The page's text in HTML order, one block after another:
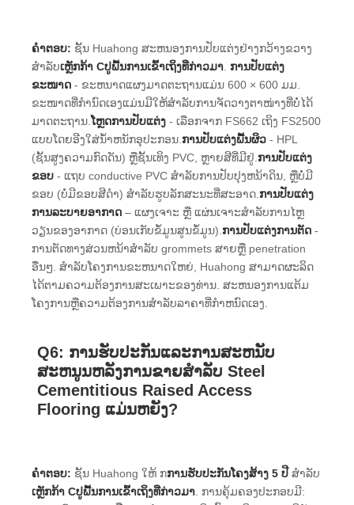
ຄໍາຕອບ: ຊັ້ນ Huahong ສະຫນອງການປັບແຕ່ງຢ່າງກວ້າງຂວາງ
ສໍາລັບເຫຼັກກ້າ Cປູພື້ນການເຂົ້າເຖິງທີ່ກ່າວມາ. ການປັບແຕ່ງ
ຂະໜາດ - ຂະຫນາດແຜງມາດຕະຖານແມ່ນ 600 × 600 ມມ.
ຂະໜາດທີ່ກຳນົດເອງແມ່ນມີໃຫ້ສຳລັບການຈັດວາງຕາໜ່າງທີ່ບໍ່ໄດ້
ມາດຕະຖານ.ໂຫຼດການປັບແຕ່ງ - ເລືອກຈາກ FS662 ເຖິງ FS2500
ແບບໂດຍອີງໃສ່ນ້ໍາຫນັກອຸປະກອນ.ການປັບແຕ່ງພື້ນຜິວ - HPL
(ຊັ້ນສູງຄວາມກົດດັນ) ຫຼືຊັ້ນເທິງ PVC, ຫຼາຍສີທີ່ມີຢູ່.ການປັບແຕ່ງ
ຂອບ - ແຖບ conductive PVC ສໍາລັບການປັບປຸງຫນ້າດິນ, ຫຼືບໍ່ມີ
ຂອບ (ບໍ່ມີຂອບສີດໍາ) ສໍາລັບຮູບລັກສະນະທີ່ສະອາດ.ການປັບແຕ່ງ
ການລະບາຍອາກາດ – ແຜງເຈາະ ຫຼື ແຜ່ນເຈາະສໍາລັບການໄຫຼ
ວຽນຂອງອາກາດ (ບ່ອນເກັບຂໍ້ມູນສູນຂໍ້ມູນ).ການປັບແຕ່ງການຕັດ -
ການຕັດທາງສ່ວນຫນ້າສໍາລັບ grommets ສາຍຫຼື penetration
ອື່ນໆ. ສໍາລັບໂຄງການຂະຫນາດໃຫຍ່, Huahong ສາມາດຜະລິດ
ໄດ້ຕາມຄວາມຕ້ອງການສະເພາະຂອງທ່ານ. ສະຫນອງການແຕ້ມ
ໂຄງການຫຼືຄວາມຕ້ອງການສໍາລັບລາຄາທີ່ກໍາຫນົດເອງ.
Q6: ການຮັບປະກັນແລະການສະຫນັບ
ສະຫນູນຫລັງການຂາຍສໍາລັບ Steel
Cementitious Raised Access
Flooring ແມ່ນຫຍັງ?
ຄໍາຕອບ: ຊັ້ນ Huahong ໃຫ້ ກການຮັບປະກັນໂຄງສ້າງ 5 ປີ ສໍາລັບ
ເຫຼັກກ້າ Cປູພື້ນການເຂົ້າເຖິງທີ່ກ່າວມາ. ການຄຸ້ມຄອງປະກອບມີ: